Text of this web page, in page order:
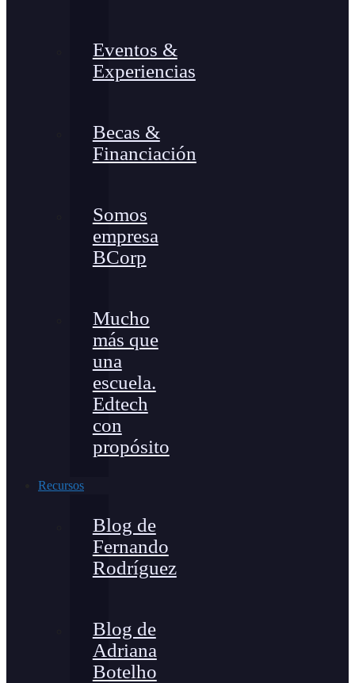
Eventos &
Experiencias
Becas &
Financiación
Somos
empresa
BCorp
Mucho
más que
una
escuela.
Edtech
con
propósito
Recursos
Blog de
Fernando
Rodríguez
Blog de
Adriana
Botelho